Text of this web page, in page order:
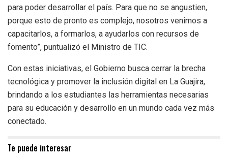
para poder desarrollar el país. Para que no se angustien,
porque esto de pronto es complejo, nosotros venimos a
capacitarlos, a formarlos, a ayudarlos con recursos de
fomento”, puntualizó el Ministro de TIC.
Con estas iniciativas, el Gobierno busca cerrar la brecha
tecnológica y promover la inclusión digital en La Guajira,
brindando a los estudiantes las herramientas necesarias
para su educación y desarrollo en un mundo cada vez más
conectado.
Te puede interesar